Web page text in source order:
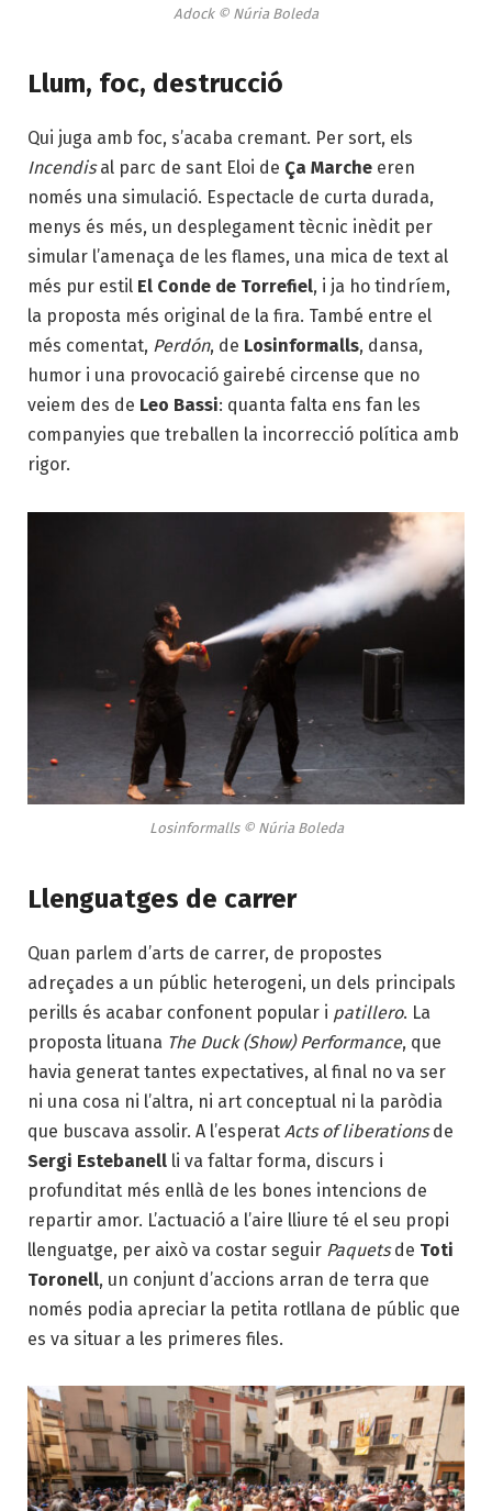
Adock © Núria Boleda
Llum, foc, destrucció
Qui juga amb foc, s’acaba cremant. Per sort, els
Incendisal parc de sant Eloi de Ça Marche eren
només una simulació. Espectacle de curta durada,
menys és més, un desplegament tècnic inèdit per
simular l’amenaça de les flames, una mica de text al
més pur estil El Conde de Torrefiel, i ja ho tindríem,
la proposta més original de la fira. També entre el
més comentat, Perdón, de Losinformalls, dansa,
humor i una provocació gairebé circense que no
veiem des de Leo Bassi: quanta falta ens fan les
companyies que treballen la incorrecció política amb
rigor.
Losinformalls © Núria Boleda
Llenguatges de carrer
Quan parlem d’arts de carrer, de propostes
adreçades a un públic heterogeni, un dels principals
perills és acabar confonent popular i patillero. La
proposta lituana The Duck (Show) Performance, que
havia generat tantes expectatives, al final no va ser
ni una cosa ni l’altra, ni art conceptual ni la paròdia
que buscava assolir. A l’esperat Acts of liberationsde
Sergi Estebanell li va faltar forma, discurs i
profunditat més enllà de les bones intencions de
repartir amor. L’actuació a l’aire lliure té el seu propi
llenguatge, per això va costar seguir Paquetsde Toti
Toronell, un conjunt d’accions arran de terra que
només podia apreciar la petita rotllana de públic que
es va situar a les primeres files.